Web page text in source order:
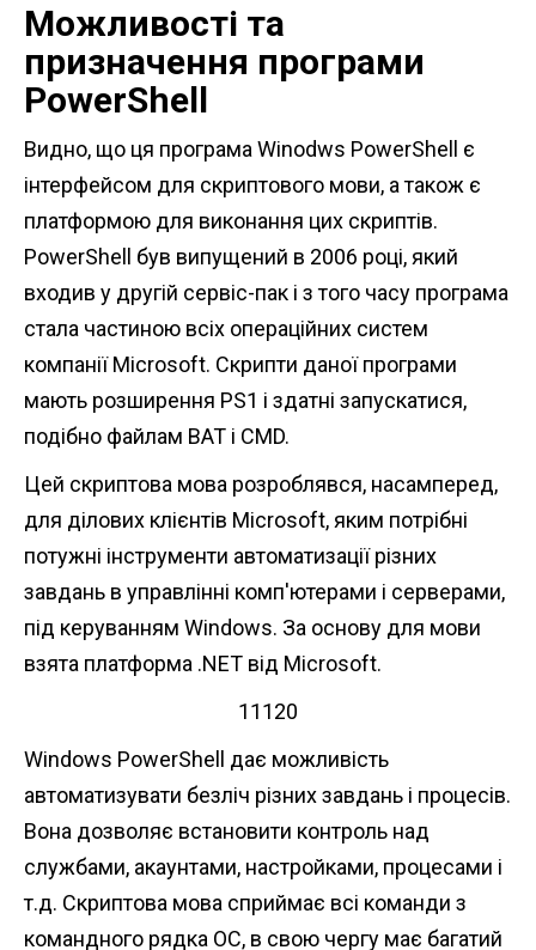
Можливості та
призначення програми
PowerShell
Видно, що ця програма Winodws PowerShell є
інтерфейсом для скриптового мови, а також є
платформою для виконання цих скриптів.
PowerShell був випущений в 2006 році, який
входив у другій сервіс-пак і з того часу програма
стала частиною всіх операційних систем
компанії Microsoft. Скрипти даної програми
мають розширення PS1 і здатні запускатися,
подібно файлам BAT і CMD.
Цей скриптова мова розроблявся, насамперед,
для ділових клієнтів Microsoft, яким потрібні
потужні інструменти автоматизації різних
завдань в управлінні комп'ютерами і серверами,
під керуванням Windows. За основу для мови
взята платформа .NET від Microsoft.
11120
Windows PowerShell дає можливість
автоматизувати безліч різних завдань і процесів.
Вона дозволяє встановити контроль над
службами, акаунтами, настройками, процесами і
т.д. Скриптова мова сприймає всі команди з
командного рядка ОС, в свою чергу має багатий